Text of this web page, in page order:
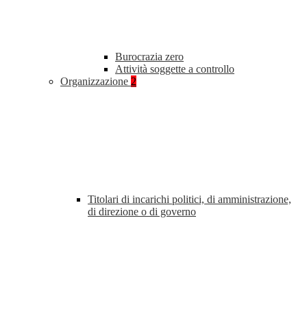
Burocrazia zero
Attività soggette a controllo
Organizzazione 2
Titolari di incarichi politici, di amministrazione,
di direzione o di governo